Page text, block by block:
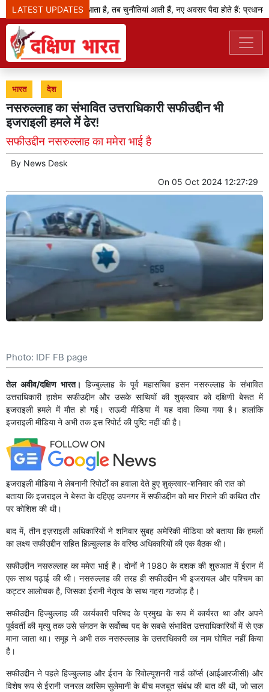
LATEST UPDATES
जब बदलाव का दौर आता है, तब चुनौतियां आती हैं, नए अवसर पैदा होते हैं:
भारत देश
नसरुल्लाह का संभावित उत्तराधिकारी सफीउद्दीन भी
इजराइली हमले में ढेर!
सफीउद्दीन नसरुल्लाह का ममेरा भाई है
By News Desk
On 05 Oct 2024 12:27:29
Photo: IDF FB page
तेल अवीव/दक्षिण भारत। हिज्बुल्लाह के पूर्व महासचिव हसन नसरुल्लाह के संभावित
उत्तराधिकारी हाशेम सफीउद्दीन और उसके साथियों की शुक्रवार को दक्षिणी बेरूत में
इजराइली हमले में मौत हो गई। सऊदी मीडिया में यह दावा किया गया है। हालांकि
इजराइली मीडिया ने अभी तक इस रिपोर्ट की पुष्टि नहीं की है।
इजराइली मीडिया ने लेबनानी रिपोर्टों का हवाला देते हुए शुक्रवार-शनिवार की रात को
बताया कि इजराइल ने बेरूत के दहिएह उपनगर में सफीउद्दीन को मार गिराने की कथित तौर
पर कोशिश की थी।
बाद में, तीन इज़राइली अधिकारियों ने शनिवार सुबह अमेरिकी मीडिया को बताया कि हमलों
का लक्ष्य सफीउद्दीन सहित हिज़्बुल्लाह के वरिष्ठ अधिकारियों की एक बैठक थी।
सफीउद्दीन नसरुल्लाह का ममेरा भाई है। दोनों ने 1980 के दशक की शुरुआत में ईरान में
एक साथ पढ़ाई की थी। नसरुल्लाह की तरह ही सफीउद्दीन भी इजरायल और पश्चिम का
कट्टर आलोचक है, जिसका ईरानी नेतृत्व के साथ गहरा गठजोड़ है।
सफीउद्दीन हिज्बुल्लाह की कार्यकारी परिषद के प्रमुख के रूप में कार्यरत था और अपने
पूर्ववर्ती की मृत्यु तक उसे संगठन के सर्वोच्च पद के सबसे संभावित उत्तराधिकारियों में से एक
माना जाता था। समूह ने अभी तक नसरुल्लाह के उत्तराधिकारी का नाम घोषित नहीं किया
है।
सफीउद्दीन ने पहले हिज्बुल्लाह और ईरान के रिवोल्यूशनरी गार्ड कॉर्प्स (आईआरजीसी) और
विशेष रूप से ईरानी जनरल कासिम सुलेमानी के बीच मजबूत संबंध की बात की थी, जो साल